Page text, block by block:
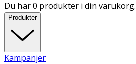
Du har 0 produkter i din varukorg.
Produkter
Kampanjer